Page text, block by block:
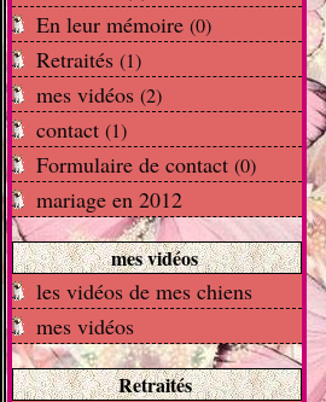
En leur mémoire (0)
Retraités (1)
mes vidéos (2)
contact (1)
Formulaire de contact (0)
mariage en 2012
mes vidéos
les vidéos de mes chiens
mes vidéos
Retraités